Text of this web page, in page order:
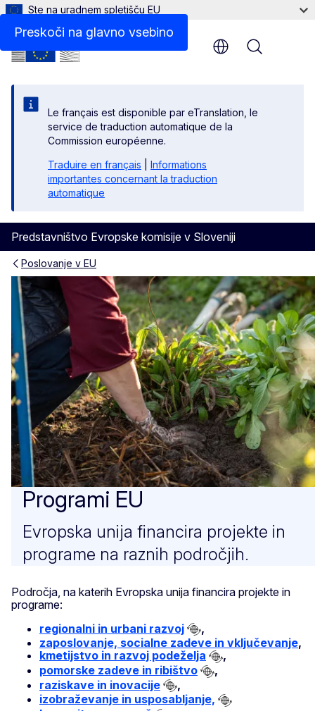
Preskoči na glavno vsebino
Ste na uradnem spletišču EU
Le français est disponible par eTranslation, le
service de traduction automatique de la
Commission européenne.
Traduire en français
Informations
importantes concernant la traduction
automatique
Predstavništvo Evropske komisije v Sloveniji
Menu
Poslovanje v EU
Programi EU
Programi EU
Evropska unija financira projekte in
programe na raznih področjih.
Področja, na katerih Evropska unija financira projekte in
programe:
regionalni in urbani razvoj
,
zaposlovanje, socialne zadeve in vključevanje,
kmetijstvo in razvoj podeželja
,
pomorske zadeve in ribištvo
,
raziskave in inovacije
,
izobraževanje in usposabljanje,